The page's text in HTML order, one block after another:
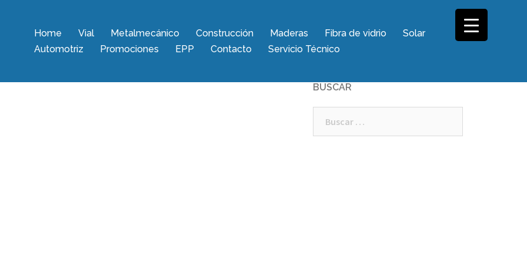
Home Vial Metalmecánico Construcción Maderas Fibra de vidrio
Solar
Automotriz
Promociones EPP Contacto Servicio Técnico
BUSCAR